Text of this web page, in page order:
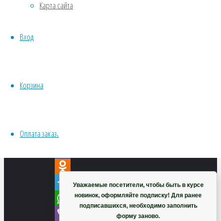
Карта сайта
Вход
Корзина
Оплата заказа
VK
Facebook
Odnoklassniki
Telegram
WhatsApp
Хвойники
ИНСТРУМЕНТЫ, ОБОРУДОВАНИЕ
Уважаемые посетители, чтобы быть в курсе
новинок, оформляйте подписку! Для ранее
подписавшихся, необходимо заполнить
форму заново.